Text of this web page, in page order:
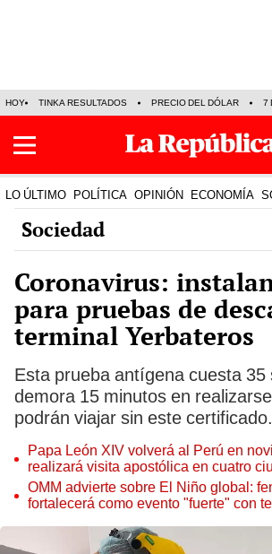
HOY TINKA RESULTADOS PRECIO DEL DÓLAR 7
LO ÚLTIMO POLÍTICA OPINIÓN ECONOMÍA
Sociedad
Coronavirus:
para pruebas de
terminal Yerbateros
Esta prueba antígena cuesta 35
demora 15 minutos en
podrán viajar sin este certificado.
Papa León XIV volverá al Perú en
realizará visita apostólica en cuatro
OMM advierte sobre El Niño global:
fortalecerá como evento "fuerte" con